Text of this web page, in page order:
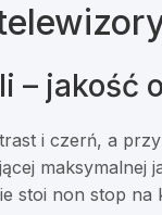
– jakość
i czerń, a
stoi non stop na